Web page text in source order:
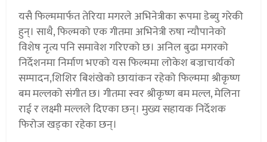
यसै फिल्ममार्फत तेरिया मगरले अभिनेत्रीका रूपमा डेब्यु गरेकी
हुन्। साथै, फिल्मको एक गीतमा अभिनेत्री रुषा न्यौपानेको
विशेष नृत्य पनि समावेश गरिएको छ। अनिल बुढा मगरको
निर्देशनमा निर्माण भएको यस फिल्ममा लोकेश बज्राचार्यको
सम्पादन,शिशिर बिशंखेको छायांकन रहेको फिल्ममा श्रीकृष्ण
बम मल्लको संगीत छ। गीतमा स्वर श्रीकृष्ण बम मल्ल, मेलिना
राई र लक्ष्मी मल्लले दिएका छन्। मुख्य सहायक निर्देशक
फिरोज खड्का रहेका छन्।